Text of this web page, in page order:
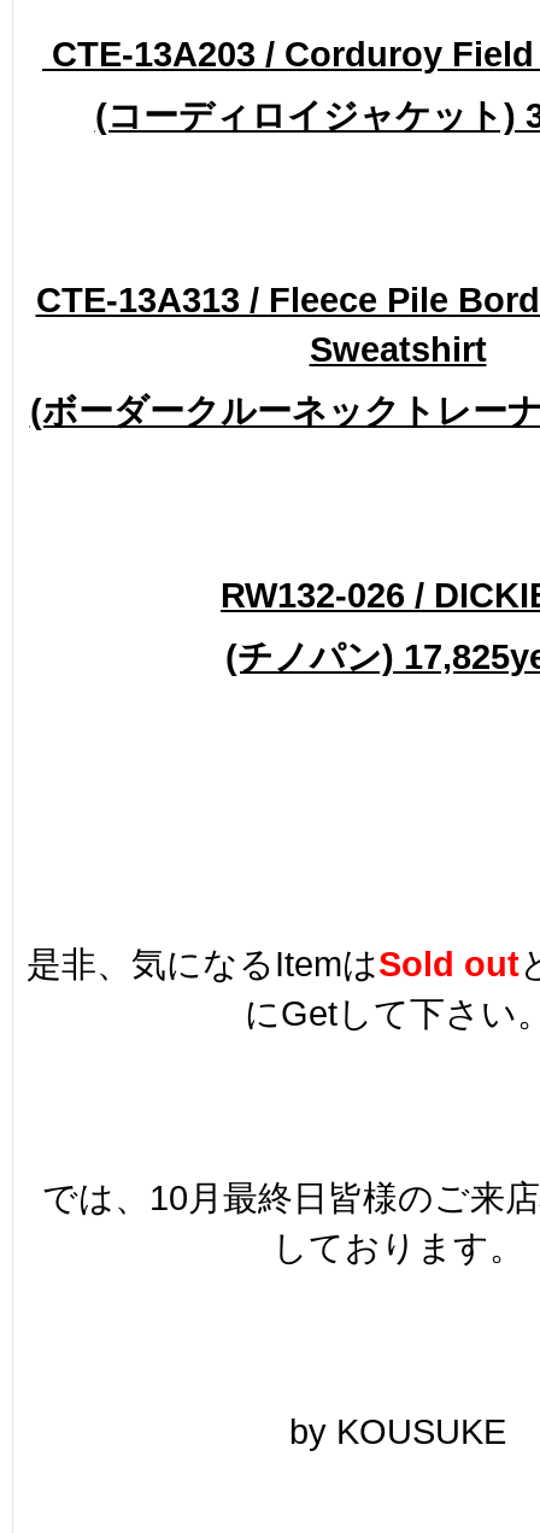
CTE-13A203 / Corduroy
(コーディロイジャケット)
CTE-13A313 / Fleece Pile
Sweatshirt
(ボーダークルーネックトレー
RW132-026 /
(チノパン)
是非、気になるItemはSold out
にGetして下さい
では、10月最終日皆様のご来
しております。
by KOUSUKE